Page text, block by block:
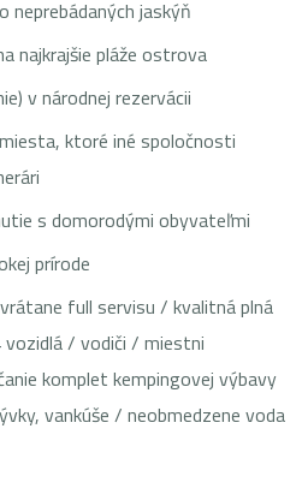
neprebádaných jaskýň
najkrajšie pláže ostrova
v národnej rezervácii
ktoré iné spoločnosti
s domorodými obyvateľmi
prírode
full servisu / kvalitná plná
/ vodiči / miestni
komplet kempingovej výbavy
vankúše / neobmedzene voda